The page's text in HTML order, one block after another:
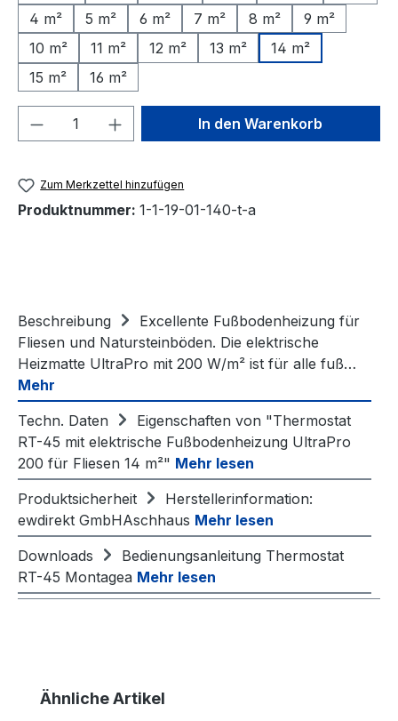
4 m²
5 m² 6 m² 7 m² 8 m²
9 m²
10 m²
11 m² 12 m² 13 m²
14 m²
15 m²
16 m²
Produkt Anzahl: Gib denIn den Warenkorb
Zum Merkzettel hinzufügen
Produktnummer: 1-1-19-01-140-t-a
Beschreibung
Excellente Fußbodenheizung für
Fliesen und Natursteinböden. Die elektrische
Heizmatte UltraPro mit 200 W/m² ist für alle fuß…
Mehr
Techn. Daten
Eigenschaften von "Thermostat
RT-45 mit elektrische Fußbodenheizung UltraPro
200 für Fliesen 14 m²" Mehr lesen
Produktsicherheit
Herstellerinformation:
ewdirekt GmbHAschhaus Mehr lesen
Downloads
Bedienungsanleitung Thermostat
RT-45 Montagea Mehr lesen
Produktgalerie überspringen
Ähnliche Artikel